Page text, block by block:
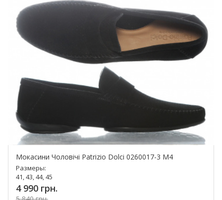
Мокасини Чоловічі Patrizio Dolci 0260017-3 M4
Размеры:
41, 43, 44, 45
4 990 грн.